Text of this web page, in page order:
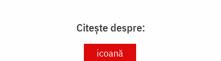
Citește despre:
icoană